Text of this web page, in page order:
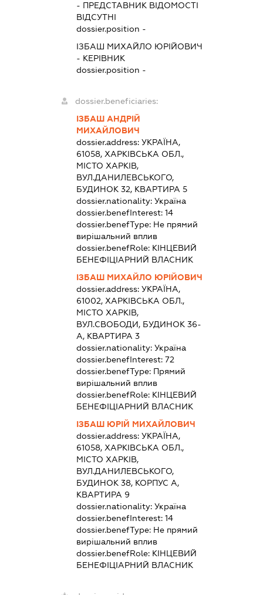
- ПРЕДСТАВНИКВІДОМОСТІ
ВІДСУТНІ
dossier.position -
ІЗБАШ МИХАЙЛО ЮРІЙОВИЧ
- КЕРІВНИК
dossier.position -
dossier.beneficiaries:
ІЗБАШ АНДРІЙ
МИХАЙЛОВИЧ
dossier.address: УКРАЇНА,
61058, ХАРКІВСЬКА ОБЛ.,
МІСТО ХАРКІВ,
ВУЛ.ДАНИЛЕВСЬКОГО,
БУДИНОК 32, КВАРТИРА 5
dossier.nationality: Україна
dossier.benefInterest: 14
dossier.benefType: Не прямий
вирішальний вплив
dossier.benefRole: КІНЦЕВИЙ
БЕНЕФІЦІАРНИЙ ВЛАСНИК
ІЗБАШ МИХАЙЛО ЮРІЙОВИЧ
dossier.address: УКРАЇНА,
61002, ХАРКІВСЬКА ОБЛ.,
МІСТО ХАРКІВ,
ВУЛ.СВОБОДИ, БУДИНОК 36-
А, КВАРТИРА 3
dossier.nationality: Україна
dossier.benefInterest: 72
dossier.benefType: Прямий
вирішальний вплив
dossier.benefRole: КІНЦЕВИЙ
БЕНЕФІЦІАРНИЙ ВЛАСНИК
ІЗБАШ ЮРІЙ МИХАЙЛОВИЧ
dossier.address: УКРАЇНА,
61058, ХАРКІВСЬКА ОБЛ.,
МІСТО ХАРКІВ,
ВУЛ.ДАНИЛЕВСЬКОГО,
БУДИНОК 38, КОРПУС А,
КВАРТИРА 9
dossier.nationality: Україна
dossier.benefInterest: 14
dossier.benefType: Не прямий
вирішальний вплив
dossier.benefRole: КІНЦЕВИЙ
БЕНЕФІЦІАРНИЙ ВЛАСНИК